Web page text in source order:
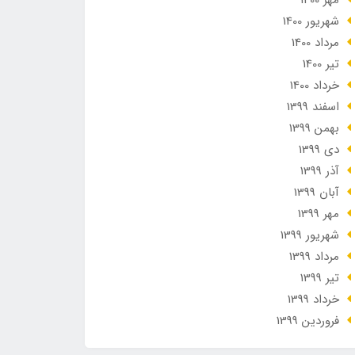
شهریور 1400
مرداد 1400
تير 1400
خرداد 1400
اسفند 1399
بهمن 1399
دی 1399
آذر 1399
آبان 1399
مهر 1399
شهریور 1399
مرداد 1399
تير 1399
خرداد 1399
فروردین 1399